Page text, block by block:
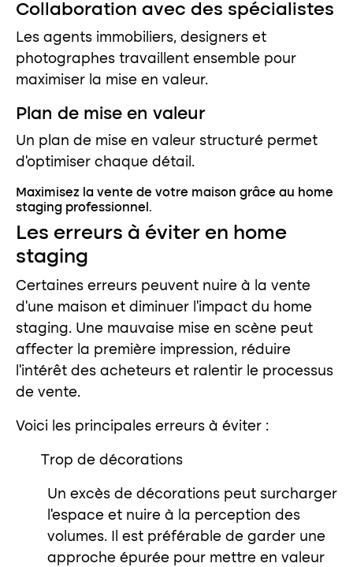
Collaboration avec des spécialistes
Les agents immobiliers, designers et
photographes travaillent ensemble pour
maximiser la mise en valeur.
Plan de mise en valeur
Un plan de mise en valeur structuré permet
d’optimiser chaque détail.
Maximisez la vente de votre maison grâce au home
staging professionnel.
Les erreurs à éviter en home
staging
Certaines erreurs peuvent nuire à la vente
d’une maison et diminuer l’impact du home
staging. Une mauvaise mise en scène peut
affecter la première impression, réduire
l’intérêt des acheteurs et ralentir le processus
de vente.
Voici les principales erreurs à éviter :
Trop de décorations
Un excès de décorations peut surcharger
l’espace et nuire à la perception des
volumes. Il est préférable de garder une
approche épurée pour mettre en valeur